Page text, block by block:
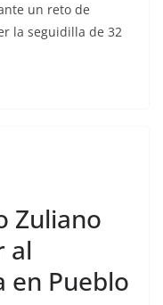
un reto de
la seguidilla de 32
Zuliano
al
en Pueblo